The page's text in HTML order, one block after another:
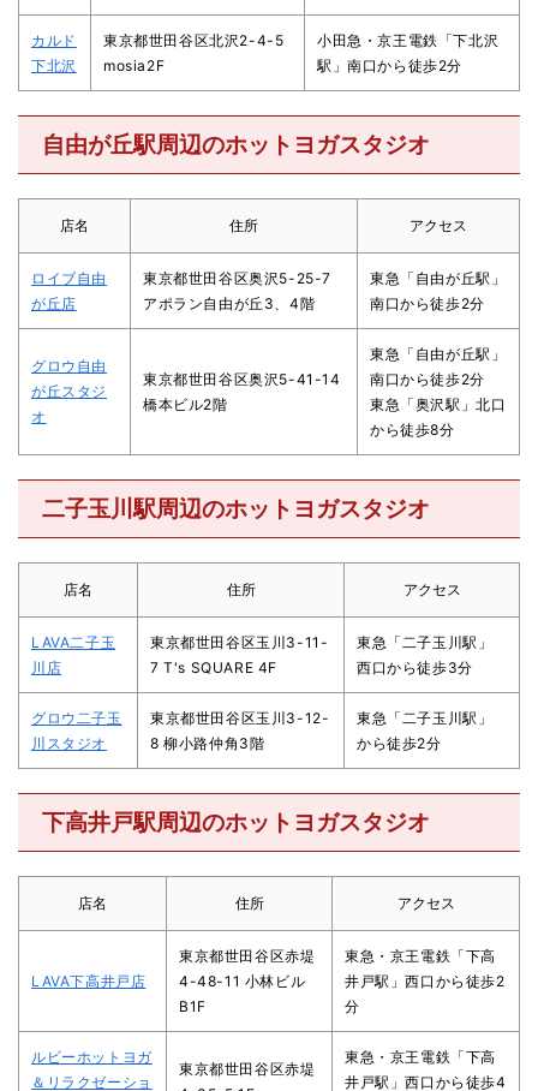
カルド
下北沢
東京都世田谷区北沢2-4-5
mosia2F
小田急・京王電鉄「下北沢
駅」南口から徒歩2分
自由が丘駅周辺のホットヨガスタジオ
店名 住所 アクセス
ロイブ自由
が丘店
東京都世田谷区奥沢5-25-7
アポラン自由が丘3、4階
東急「自由が丘駅」
南口から徒歩2分
グロウ自由
が丘スタジ
オ
東京都世田谷区奥沢5-41-14
橋本ビル2階
東急「自由が丘駅」
南口から徒歩2分
東急「奥沢駅」北口
から徒歩8分
二子玉川駅周辺のホットヨガスタジオ
店名 住所 アクセス
LAVA二子玉
川店
東京都世田谷区玉川3-11-
7 T's SQUARE 4F
東急「二子玉川駅」
西口から徒歩3分
グロウ二子玉
川スタジオ
東京都世田谷区玉川3-12-
8 柳小路仲角3階
東急「二子玉川駅」
から徒歩2分
下高井戸駅周辺のホットヨガスタジオ
店名 住所 アクセス
LAVA下高井戸店
東京都世田谷区赤堤
4-48-11 小林ビル
B1F
東急・京王電鉄「下高
井戸駅」西口から徒歩2
分
ルビーホットヨガ
＆リラクゼーショ
東京都世田谷区赤堤
東急・京王電鉄「下高
井戸駅」西口から徒歩4